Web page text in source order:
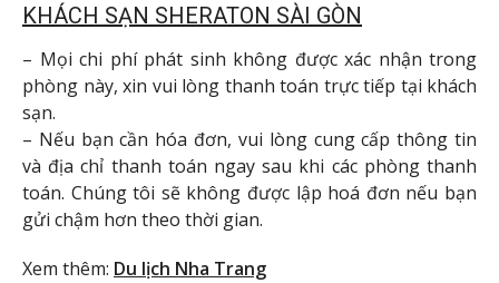
KHÁCH SẠN SHERATON SÀI GÒN
– Mọi chi phí phát sinh không được xác nhận trong
phòng này, xin vui lòng thanh toán trực tiếp tại khách
sạn.
– Nếu bạn cần hóa đơn, vui lòng cung cấp thông tin
và địa chỉ thanh toán ngay sau khi các phòng thanh
toán. Chúng tôi sẽ không được lập hoá đơn nếu bạn
gửi chậm hơn theo thời gian.
Xem thêm: Du lịch Nha Trang